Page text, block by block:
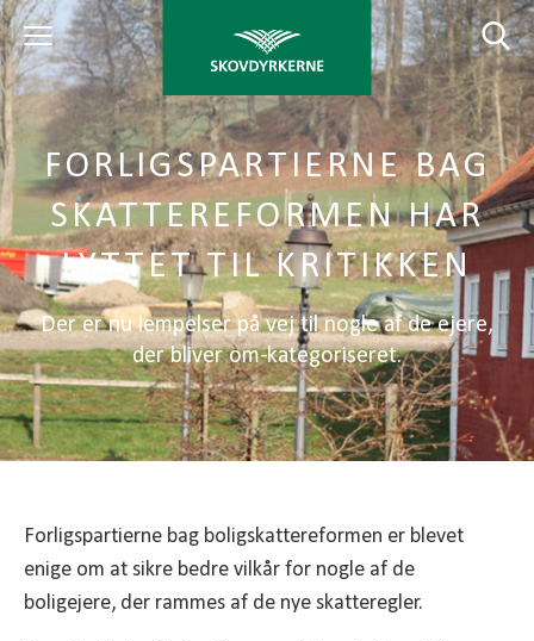
FORLIGSPARTIERNE BAG
SKATTEREFORMEN HAR
LYTTET TIL KRITIKKEN
Der er nu lempelser på vej til nogle af de ejere,
der bliver om-kategoriseret.
Forligspartierne bag boligskattereformen er blevet
enige om at sikre bedre vilkår for nogle af de
boligejere, der rammes af de nye skatteregler.